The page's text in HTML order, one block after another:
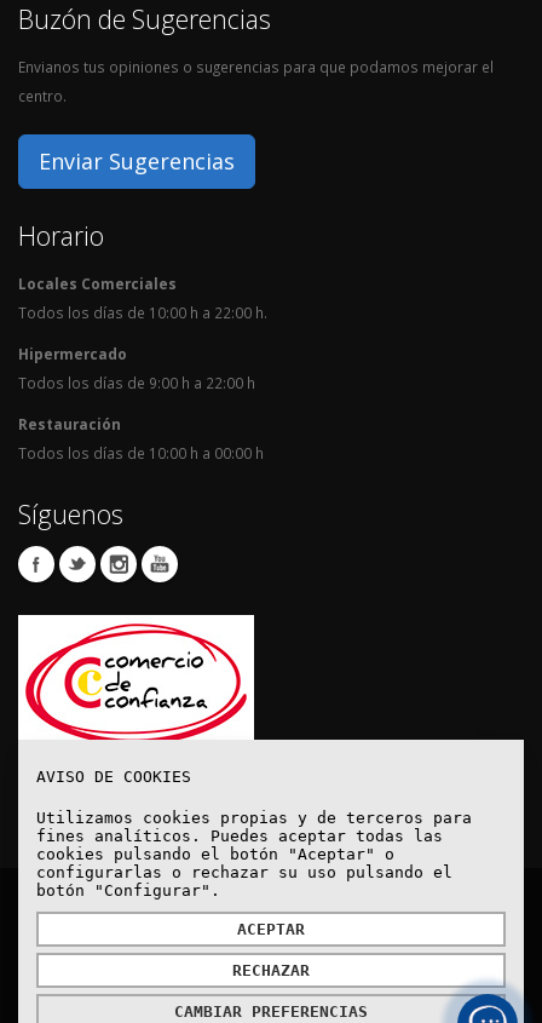
Buzón de Sugerencias
Envianos tus opiniones o sugerencias para que podamos mejorar el
centro.
Enviar Sugerencias
Horario
Locales Comerciales
Todos los días de 10:00 h a 22:00 h.
Hipermercado
Todos los días de 9:00 h a 22:00 h
Restauración
Todos los días de 10:00 h a 00:00 h
Síguenos
© Copyright 2020. Todos los derechos reservados.
Aviso Legal Política de protección de datos
Política de Cookies
AVISO DE COOKIES
Utilizamos cookies propias y de terceros para
fines analíticos. Puedes aceptar todas las
cookies pulsando el botón "Aceptar" o
configurarlas o rechazar su uso pulsando el
botón "Configurar".
ACEPTAR
RECHAZAR
CAMBIAR PREFERENCIAS